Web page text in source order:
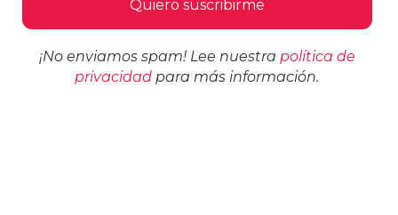
¡No enviamos spam! Lee nuestra política de
privacidad para más información.